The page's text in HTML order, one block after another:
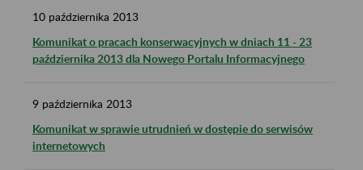
10 października 2013
Komunikat o pracach konserwacyjnych w dniach 11 - 23
października 2013 dla Nowego Portalu Informacyjnego
9 października 2013
Komunikat w sprawie utrudnień w dostępie do serwisów
internetowych